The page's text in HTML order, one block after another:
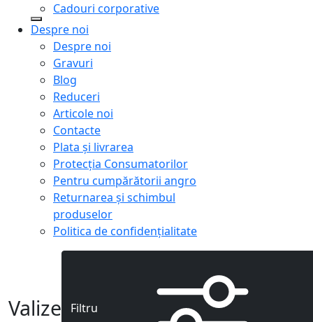
Cadouri corporative
Despre noi
Despre noi
Gravuri
Blog
Reduceri
Articole noi
Contacte
Plata și livrarea
Protecţia Consumatorilor
Pentru cumpărătorii angro
Returnarea și schimbul
produselor
Politica de confidențialitate
Valize Filtru